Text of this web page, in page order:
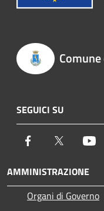
SEGUICI SU
Facebook Twitter
AMMINISTRAZIONE
Organi di Governo